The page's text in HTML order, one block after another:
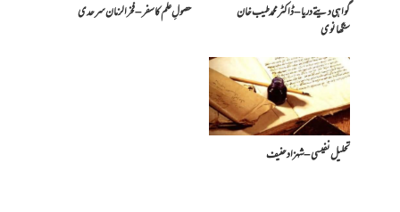
گواہی دیتے دریا – ڈاکٹر محمد طیب خان
سنگھانوی
حصولِ علم کا سفر – فخرالزمان سرحدی
تحلیل نفیسی – شہزاد حنیف